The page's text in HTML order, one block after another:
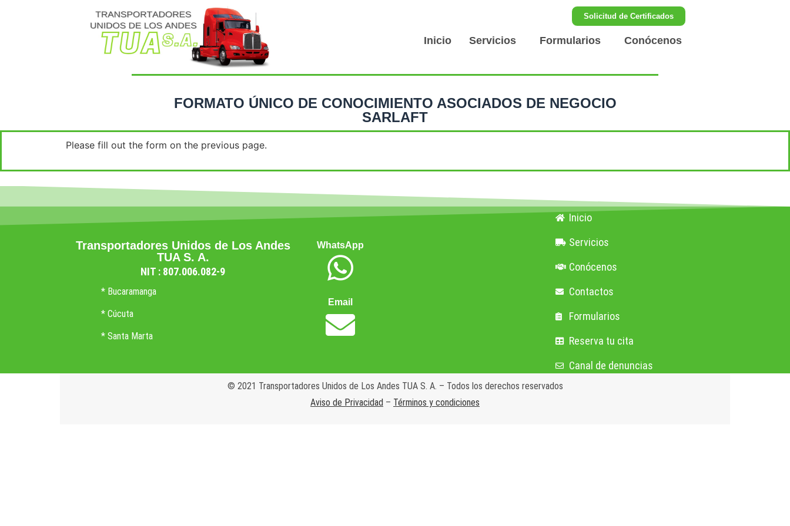
Solicitud de Certificados
Inicio Servicios Formularios Conócenos
FORMATO ÚNICO DE CONOCIMIENTO ASOCIADOS DE NEGOCIO
SARLAFT
Please fill out the form on the previous page.
Transportadores Unidos de Los Andes
TUA S. A.
NIT : 807.006.082-9
* Bucaramanga
* Cúcuta
* Santa Marta
WhatsApp
Email
Inicio
Servicios
Conócenos
Contactos
Formularios
Reserva tu cita
Canal de denuncias
© 2021 Transportadores Unidos de Los Andes TUA S. A. – Todos los derechos reservados
Aviso de Privacidad – Términos y condiciones